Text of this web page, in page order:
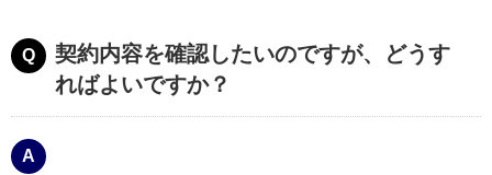
契約内容を確認したいのですが、どうす
ればよいですか？